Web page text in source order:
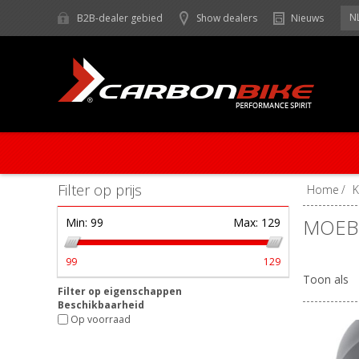
B2B-dealer gebied Show dealers Nieuws
Home /
Toon als
Filter op prijs
Min: 99 Max: 129
99 129
Filter op eigenschappen
Beschikbaarheid
Op voorraad